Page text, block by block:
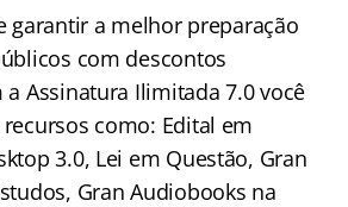
garantir a melhor preparação
com descontos
Assinatura Ilimitada 7.0 você
como: Edital em
3.0, Lei em Questão, Gran
Gran Audiobooks na